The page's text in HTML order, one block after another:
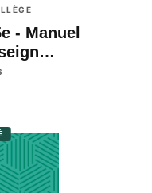
- Manuel